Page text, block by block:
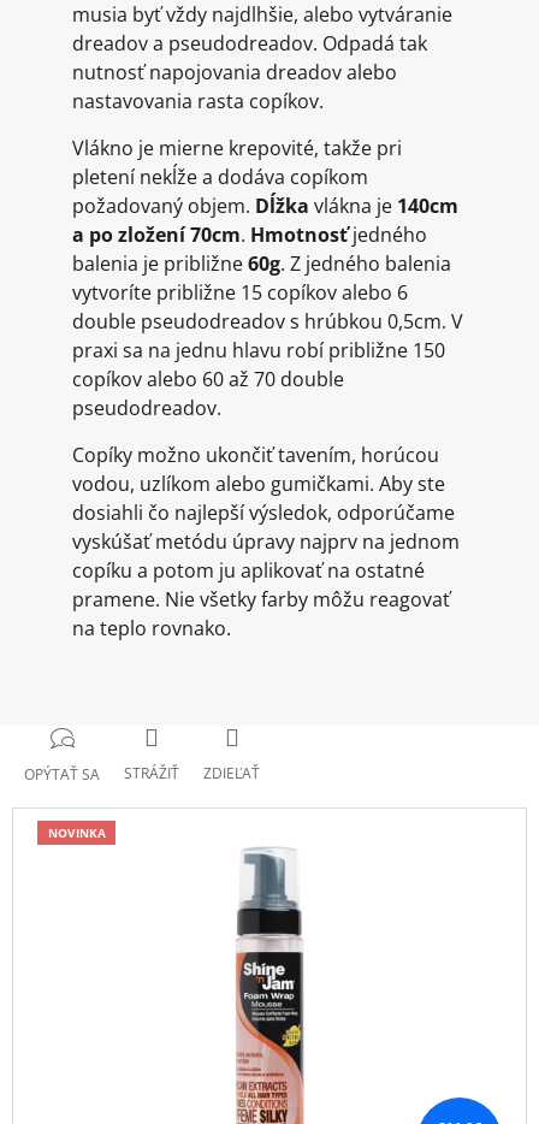
musia byť vždy najdlhšie, alebo vytváranie
dreadov a pseudodreadov. Odpadá tak
nutnosť napojovania dreadov alebo
nastavovania rasta copíkov.
Vlákno je mierne krepovité, takže pri
pletení nekĺže a dodáva copíkom
požadovaný objem. Dĺžka vlákna je 140cm
a po zložení 70cm. Hmotnosťjedného
balenia je približne60g. Z jedného balenia
vytvoríte približne 15 copíkov alebo 6
double pseudodreadov s hrúbkou 0,5cm. V
praxi sa na jednu hlavu robí približne 150
copíkov alebo 60 až 70 double
pseudodreadov.
Copíky možno ukončiť tavením, horúcou
vodou, uzlíkom alebo gumičkami. Aby ste
dosiahli čo najlepší výsledok, odporúčame
vyskúšať metódu úpravy najprv na jednom
copíku a potom ju aplikovať na ostatné
pramene. Nie všetky farby môžu reagovať
na teplo rovnako.
OPÝTAŤ SA STRÁŽIŤ ZDIEĽAŤ
NOVINKA